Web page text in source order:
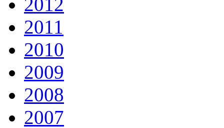
2012
2011
2010
2009
2008
2007